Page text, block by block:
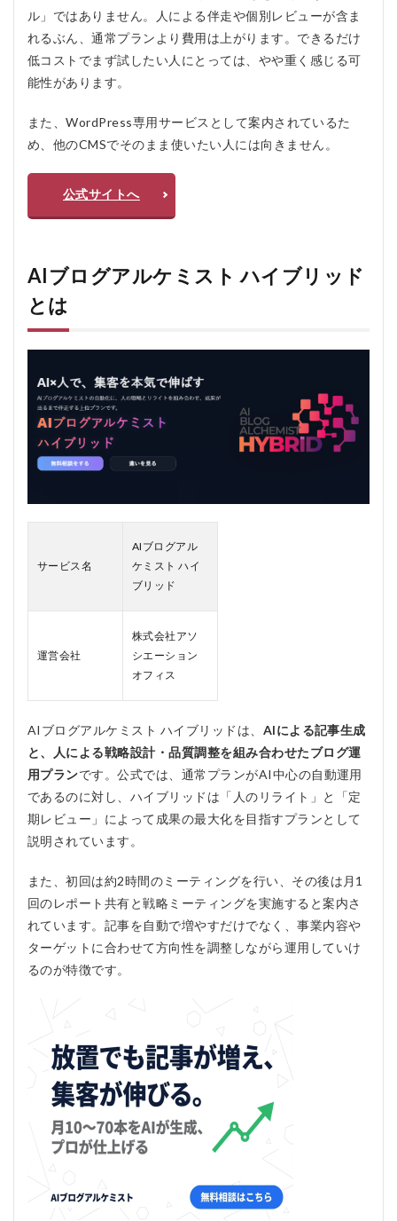
初回
ティ
ング
で方
向性
り合
わせ
る
2.3
月1回
ーで
改善
を続
けら
れる
WordPress
に自動投稿
できる
AIブ
ログ
ケミ
ッド
は？
AIブ
スト
ハイ
ブリ
ッド
リッ
ト、
デメ
リッ
4.1
メリ
ット
4.1.1
AIだけ
4.1.2
ブログ
運用の
手間を
減らし
やすい
改善前
ル」ではありません。人による伴走や個別レビューが含ま
れるぶん、通常プランより費用は上がります。できるだけ
低コストでまず試したい人にとっては、やや重く感じる可
能性があります。
また、WordPress専用サービスとして案内されているた
め、他のCMSでそのまま使いたい人には向きません。
公式サイトへ
AIブログアルケミスト ハイブリッド
とは
サービス名
AIブログアル
ケミスト ハイ
ブリッド
運営会社
株式会社アソ
シエーション
オフィス
AIブログアルケミスト ハイブリッドは、 AIによる記事生成
と、人による戦略設計・品質調整を組み合わせたブログ運
用プランです。公式では、通常プランがAI中心の自動運用
であるのに対し、ハイブリッドは「人のリライト」と「定
期レビュー」によって成果の最大化を目指すプランとして
説明されています。
また、初回は約2時間のミーティングを行い、その後は月1
回のレポート共有と戦略ミーティングを実施すると案内さ
れています。記事を自動で増やすだけでなく、事業内容や
ターゲットに合わせて方向性を調整しながら運用していけ
るのが特徴です。